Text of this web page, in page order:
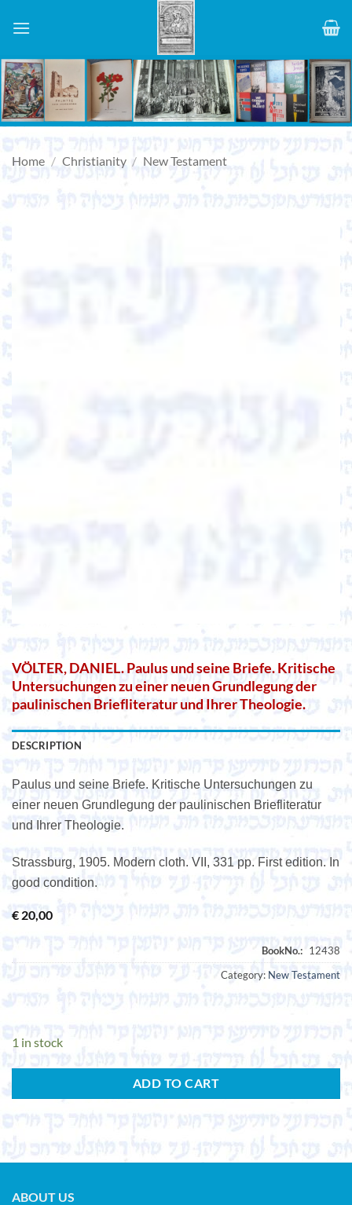
Home / Christianity / New Testament
VÖLTER, DANIEL. Paulus und seine Briefe. Kritische
Untersuchungen zu einer neuen Grundlegung der
paulinischen Briefliteratur und Ihrer Theologie.
DESCRIPTION
Paulus und seine Briefe. Kritische Untersuchungen zu
einer neuen Grundlegung der paulinischen Briefliteratur
und Ihrer Theologie.
Strassburg, 1905. Modern cloth. VII, 331 pp. First edition. In
good condition.
€ 20,00
Category: New Testament
1 in stock
ADD TO CART
ABOUT US